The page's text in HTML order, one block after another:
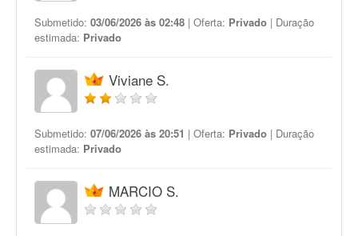
Submetido: 03/06/2026 às 02:48 | Oferta: Privado | Duração
estimada: Privado
Viviane S.
Submetido: 07/06/2026 às 20:51 | Oferta: Privado | Duração
estimada: Privado
MARCIO S.